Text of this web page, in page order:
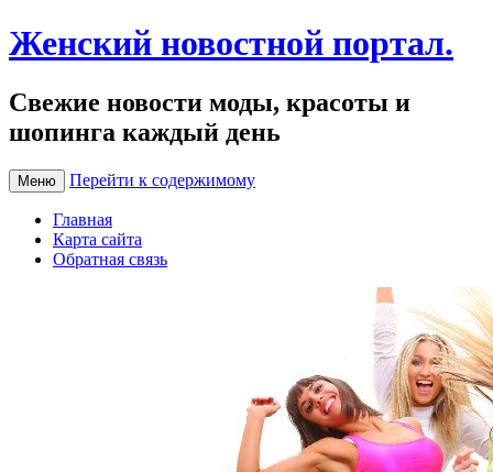
Женский новостной портал.
Свежие новости моды, красоты и
шопинга каждый день
Меню Перейти к содержимому
Главная
Карта сайта
Обратная связь